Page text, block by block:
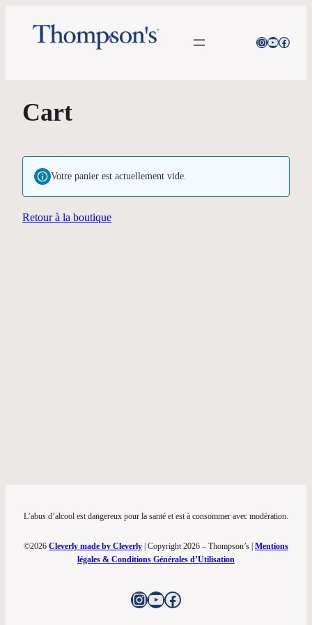
Instagram
YouTube
Cart
Votre panier est actuellement vide.
Retour à la boutique
L’abus d’alcool est dangereux pour la santé et est à consommer avec modération.
©2026 Cleverly made by Cleverly | Copyright 2026 – Thompson’s | Mentions
légales & Conditions Générales d’Utilisation
Instagram
YouTube
Facebook